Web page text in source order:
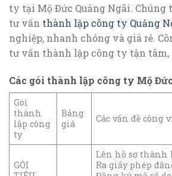
ty tại Mộ Đức Quảng Ngãi. Chúng
tư vấn thành lập công ty Quảng
nghiệp, nhanh chóng và giá rẻ.
tư vấn thành lập công ty tận tâm,
Các gói thành lập công ty Mộ
Gói
thành
lập công
ty
Bảng
giá
Các vấn đề công
GÓI
Lên hồ sơ thành
Ra giấy phép